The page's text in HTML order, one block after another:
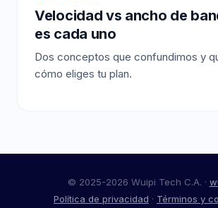
Velocidad vs ancho de
es cada uno
Dos conceptos que confundimos y
cómo eliges tu plan.
© 2025-2026 Wuipi Tech C.A. ·
Política de privacidad · Términos y